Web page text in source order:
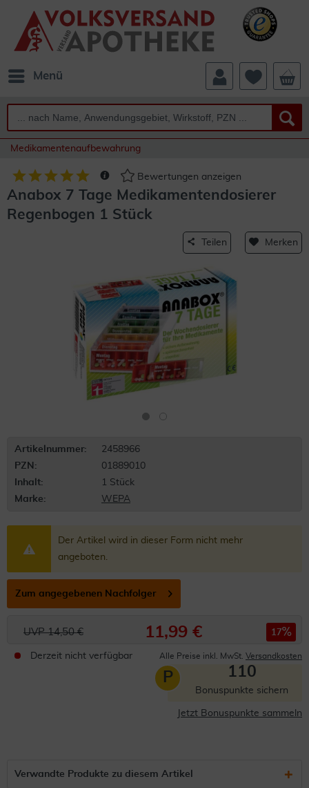
Menü
Medikamentenaufbewahrung
Bewertungen anzeigen
Anabox 7 Tage Medikamentendosierer
Regenbogen 1 Stück
Teilen Merken
Artikelnummer:
2458966
PZN:
01889010
Inhalt:
1 Stück
Marke:
WEPA
Der Artikel wird in dieser Form nicht mehr
angeboten.
Zum angegebenen Nachfolger
UVP 14,50 € 11,99 € 17
Derzeit nicht verfügbar Alle Preise inkl. MwSt. Versandkosten
P 110
Bonuspunkte sichern
Jetzt Bonuspunkte sammeln
Verwandte Produkte zu diesem Artikel